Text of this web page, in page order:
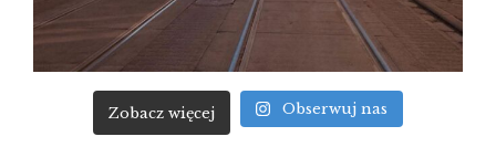
Zobacz więcej Obserwuj nas